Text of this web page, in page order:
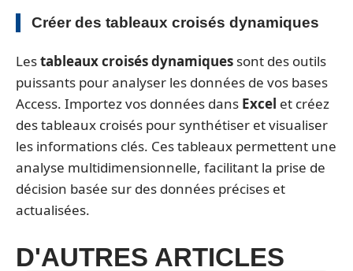
Créer des tableaux croisés dynamiques
Lestableaux croisés dynamiques sont des outils
puissants pour analyser les données de vos bases
Access. Importez vos données dans Excel et créez
des tableaux croisés pour synthétiser et visualiser
les informations clés. Ces tableaux permettent une
analyse multidimensionnelle, facilitant la prise de
décision basée sur des données précises et
actualisées.
D'AUTRES ARTICLES